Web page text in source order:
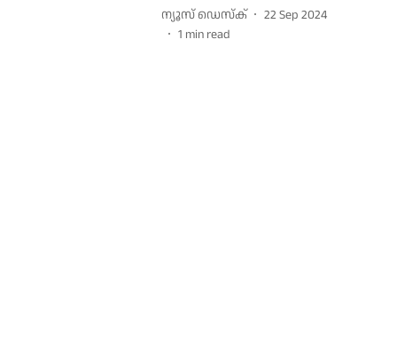
ന്യൂസ് ഡെസ്ക്
22 Sep 2024
1 min read